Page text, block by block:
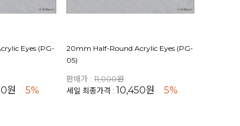
Eyes (PG-
원 5%
20mm Half-Round Acrylic Eyes (PG-
05)
판매가 : 11,000원
세일 최종가격 : 10,450원 5%